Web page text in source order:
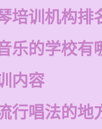
培训机构排
乐的学校有
内容
行唱法的地